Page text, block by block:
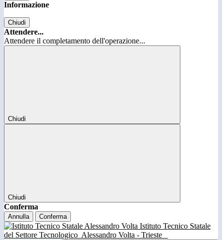
Informazione
Chiudi
Attendere...
Attendere il completamento dell'operazione...
Chiudi
Chiudi
Conferma
Annulla Conferma
Istituto Tecnico Statale
del Settore Tecnologico Alessandro Volta - Trieste